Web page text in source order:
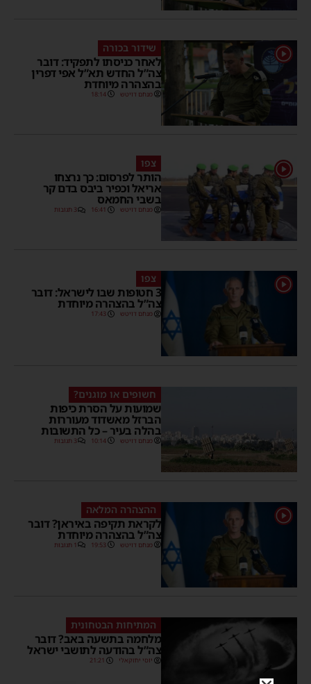
1 שידור בכורה
לאחר כניסתו לתפקיד: דובר
צה”ל החדש תא”ל אפי דפרין
בהצהרה מיוחדת
מנחם דויטש 18:14
1 צפו
הותר לפרסום: כך נרצחו
אריאל וכפיר ביבס בדם קר
בשבי החמאס
מנחם דויטש 16:41 3 תגובות
1 צפו
3 חטופות שבו לישראל: דובר
צה”ל בהצהרה מיוחדת
מנחם דויטש 17:43
חשופים או מוגנים?
שמועות על הסרת כיפות
הברזל מאשדוד מעוררות
בהלה בעיר – כל התשובות
מנחם דויטש 10:14 3 תגובות
1 ההצהרה המלאה
לקראת תקיפה באיראן? דובר
צה”ל בהצהרה מיוחדת
מנחם דויטש 19:53 1 תגובות
המתיחות הבטחונית
מלחמה בתשעה באב? דובר
צה”ל בהודעה לתושבי ישראל
יוסי יחזקאלי 21:21